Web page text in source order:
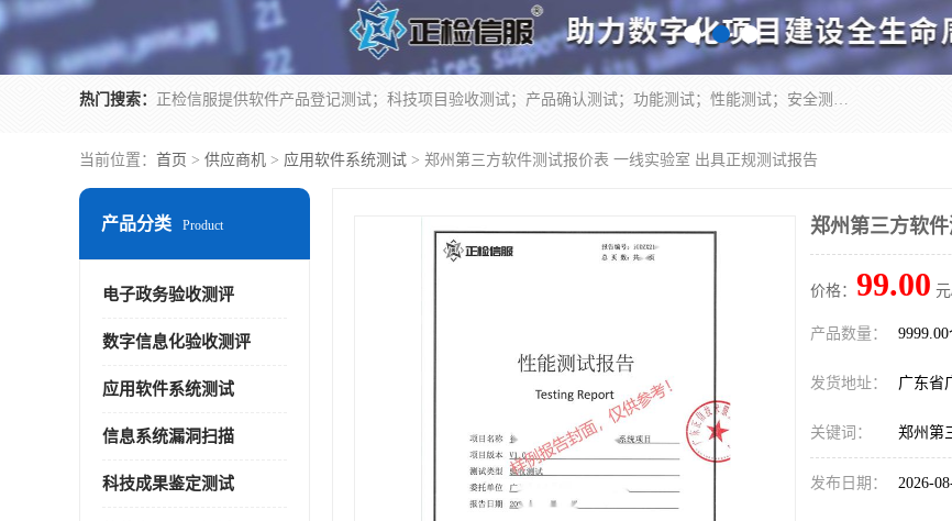
热门搜索： 正检信服提供软件产品登记测试；科技项目验收测试；产品确认测试；功能测试；性能测试；安全测试；代码审计测试；漏洞扫描测试；渗透测试；风险评估测试；信息安全等级保护测评；双软认定；实验室建设质量体系建设；软件着作权、软件评测等服务。
当前位置： 首页 > 供应商机 > 应用软件系统测试 > 郑州第三方软件测试报价表 一线实验室 出具正规测试报告
产品分类 Product
电子政务验收测评
数字信息化验收测评
应用软件系统测试
信息系统漏洞扫描
科技成果鉴定测试
郑州第三方软
价格： 99.00
产品数量：
发货地址： 广东省
关键词： 郑州第
发布日期： 2026-